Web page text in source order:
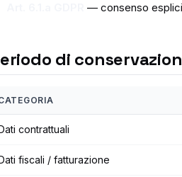
— consenso
di
contrattuali
fiscali / fatturazione